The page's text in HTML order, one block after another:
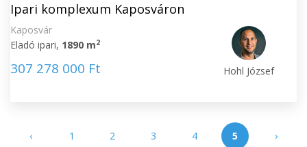
Ipari komplexum Kaposváron
Kaposvár
Eladó ipari, 1890 m2
307 278 000 Ft Hohl József
‹ 1 2 3 4 5 ›